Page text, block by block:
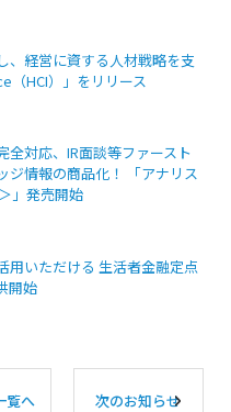
、経営に資する人材戦略を支
（HCI）」をリリース
全対応、IR面談等ファースト
ジ情報の商品化！ 「アナリス
」発売開始
用いただける 生活者金融定点
開始
覧へ 次のお知らせ